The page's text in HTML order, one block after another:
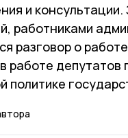
и консультации.
работниками
разговор о
работе
политике